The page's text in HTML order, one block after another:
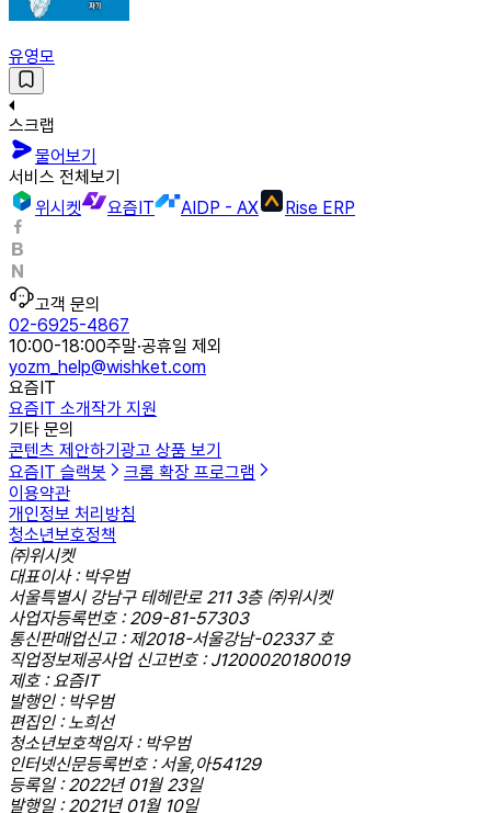
유영모
스크랩
물어보기
서비스 전체보기
위시켓
요즘IT AIDP - AX Rise ERP
고객 문의
02-6925-4867
10:00-18:00주말·공휴일 제외
yozm_help@wishket.com
요즘IT
요즘IT 소개작가 지원
기타 문의
콘텐츠 제안하기 광고 상품 보기
요즘IT 슬랙봇
크롬 확장 프로그램
이용약관
개인정보 처리방침
청소년보호정책
㈜위시켓
대표이사 : 박우범
서울특별시 강남구 테헤란로 211 3층 ㈜위시켓
사업자등록번호 : 209-81-57303
통신판매업신고 : 제2018-서울강남-02337 호
직업정보제공사업 신고번호 : J1200020180019
제호 : 요즘IT
발행인 : 박우범
편집인 : 노희선
청소년보호책임자 : 박우범
인터넷신문등록번호 : 서울,아54129
등록일 : 2022년 01월 23일
발행일 : 2021년 01월 10일